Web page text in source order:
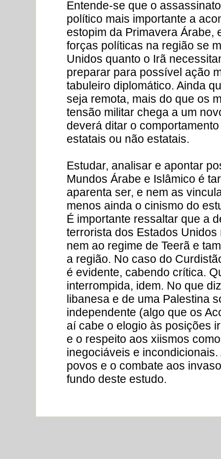
Entende-se que o
político mais importante a
estopim da Primavera Árabe,
forças políticas na região se
Unidos quanto o Irã
preparar para possível ação
tabuleiro diplomático. Ainda
seja remota, mais do que os
tensão militar chega a um
deverá ditar o
estatais ou não estatais.
Estudar, analisar e apontar
Mundos Árabe e Islâmico é
aparenta ser, e nem as
menos ainda o cinismo do
É importante ressaltar que a
terrorista dos Estados
nem ao regime de Teerã e
a região. No caso do
é evidente, cabendo crítica.
interrompida, idem. No que
libanesa e de uma Palestina
independente (algo que os
aí cabe o elogio às posições
e o respeito aos xiismos
inegociáveis e
povos e o combate aos
fundo deste estudo.